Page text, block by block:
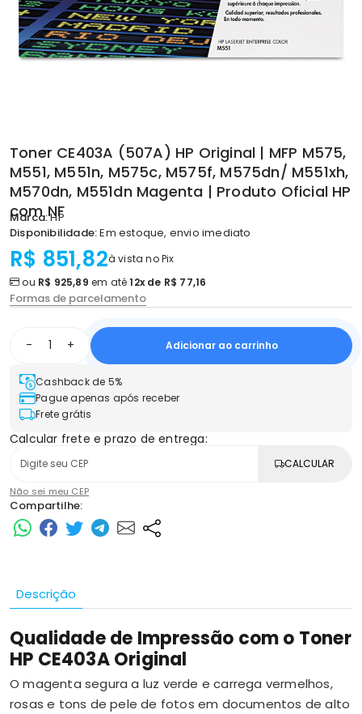
Toner CE403A (507A) HP Original | MFP M575,
M551, M551n, M575c, M575f, M575dn/ M551xh,
M570dn, M551dn Magenta | Produto Oficial HP
com NF
Marca:HP
Disponibilidade:Em estoque, envio imediato
R$ 851,82à vista no Pix
ou R$ 925,89 em até12x de R$ 77,16
Formas de parcelamento
- + Adicionar ao carrinho
Cashback de 5%
Pague apenas após receber
Frete grátis
Calcular frete e prazo de entrega:
CALCULAR
Não sei meu CEP
Compartilhe:
Descrição
Qualidade de Impressão com o Toner
HP CE403A Original
O magenta segura a luz verde e carrega vermelhos,
rosas e tons de pele de fotos em documentos de alto